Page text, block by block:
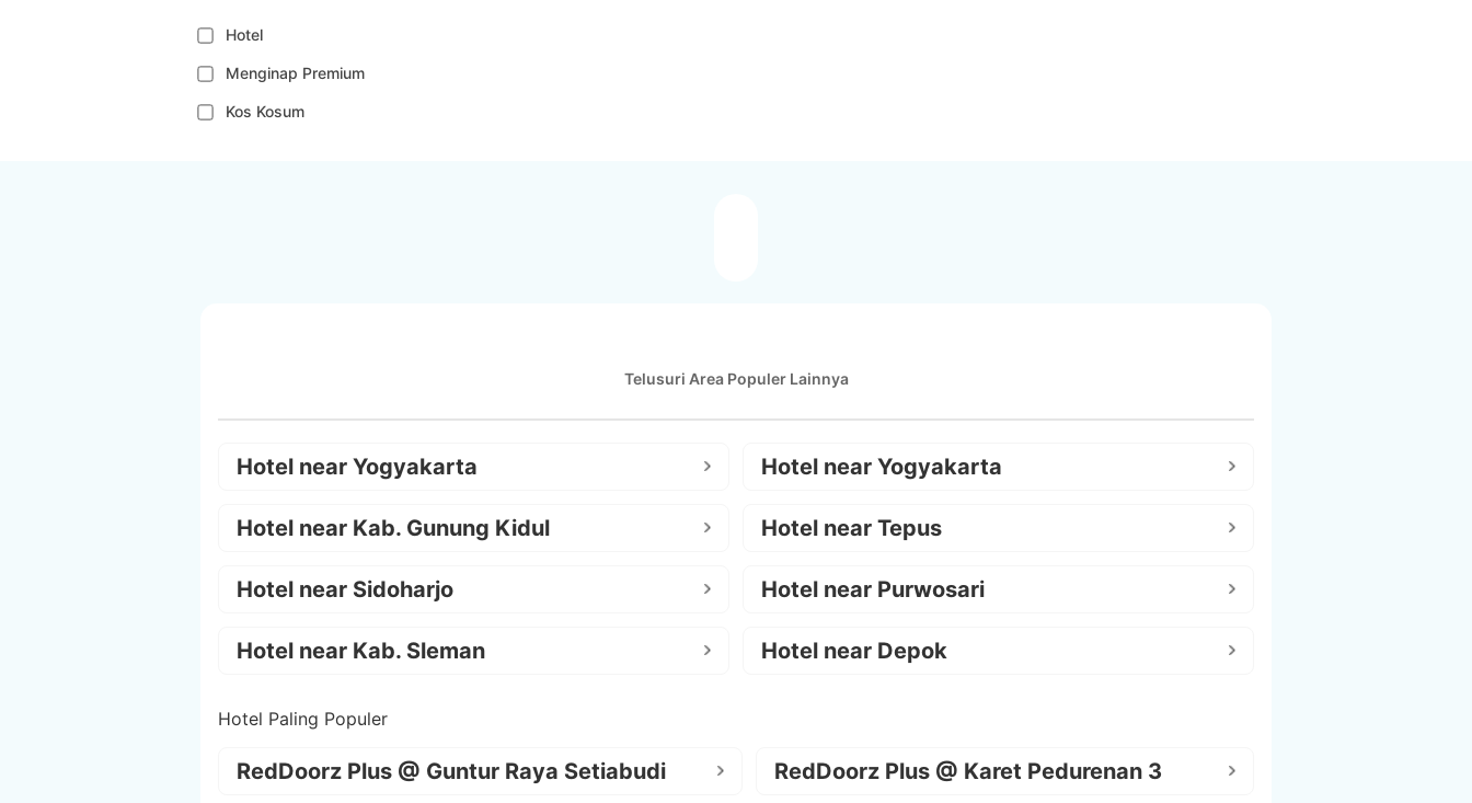
Hotel
Menginap Premium
Kos Kosum
Telusuri Area Populer Lainnya
Hotel near Yogyakarta Hotel near Yogyakarta
Hotel near Kab. Gunung Kidul Hotel near Tepus
Hotel near Sidoharjo Hotel near Purwosari
Hotel near Kab. Sleman Hotel near Depok
Hotel Paling Populer
RedDoorz Plus @ Guntur Raya Setiabudi RedDoorz Plus @ Karet Pedurenan 3